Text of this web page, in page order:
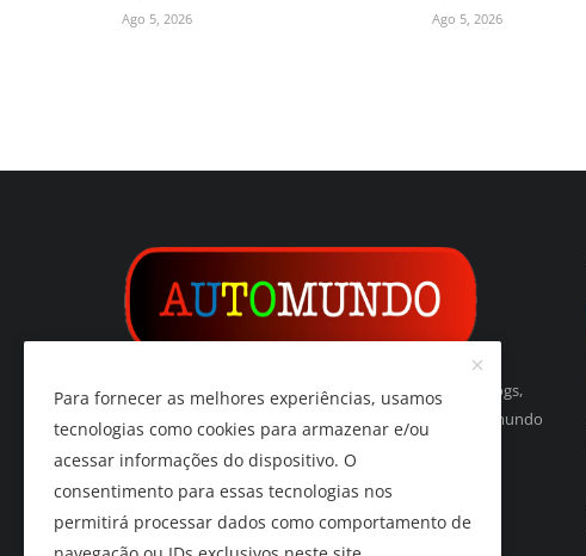
Ago 5, 2026 Ago 5, 2026
Automundo é um indexador de websites, páginas, blogs,
vídeos, imagens, podcasts e de tudo relacionado ao mundo
Para fornecer as melhores experiências, usamos
tecnologias como cookies para armazenar e/ou
acessar informações do dispositivo. O
consentimento para essas tecnologias nos
permitirá processar dados como comportamento de